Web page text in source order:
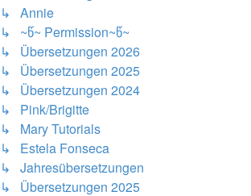
↳ Annie
↳ ~წ~ Permission~წ~
↳ Übersetzungen 2026
↳ Übersetzungen 2025
↳ Übersetzungen 2024
↳ Pink/Brigitte
↳ Mary Tutorials
↳ Estela Fonseca
↳ Jahresübersetzungen
↳ Übersetzungen 2025